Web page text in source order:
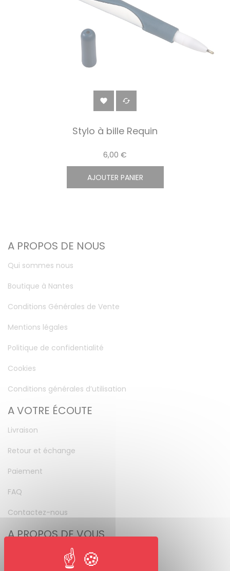
 
Stylo à bille Requin
6,00 €
AJOUTER PANIER
A PROPOS DE NOUS
Qui sommes nous
Boutique à Nantes
Conditions Générales de Vente
Mentions légales
Politique de confidentialité
Cookies
Conditions générales d’utilisation
A VOTRE ÉCOUTE
Livraison
Retour et échange
Paiement
FAQ
Contactez-nous
A PROPOS DE VOUS